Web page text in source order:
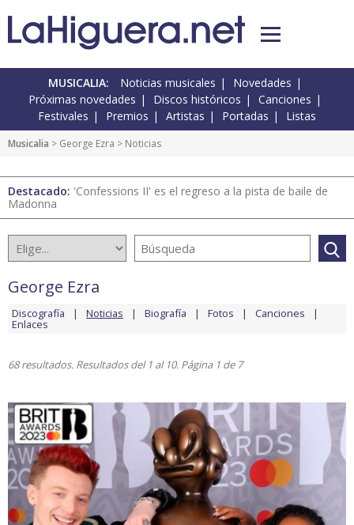
MUSICALIA: Noticias musicales
Novedades
Próximas novedades
Discos históricos
Canciones
Festivales
Premios Artistas Portadas Listas
Musicalia > George Ezra > Noticias
Destacado: 'Confessions II' es el regreso a la pista de baile de
Madonna
George Ezra
Discografía Noticias Biografía Fotos Canciones
Enlaces
68 resultados. Resultados del 1 al 10. Página 1 de 7